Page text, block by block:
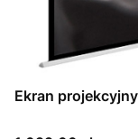
Ekran